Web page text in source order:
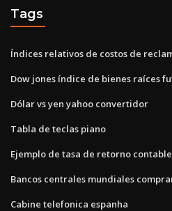
Tags
Índices relativos de costos de
Dow jones índice de bienes raíces
Dólar vs yen yahoo convertidor
Tabla de teclas piano
Ejemplo de tasa de retorno
Bancos centrales mundiales
Cabine telefonica espanha